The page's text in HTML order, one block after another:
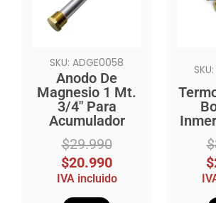
SKU: ADGE0058
Anodo De
Magnesio 1 Mt.
3/4″ Para
Acumulador
$29.990
$29.990.
$20.990
$20.990.
IVA incluido
$
$